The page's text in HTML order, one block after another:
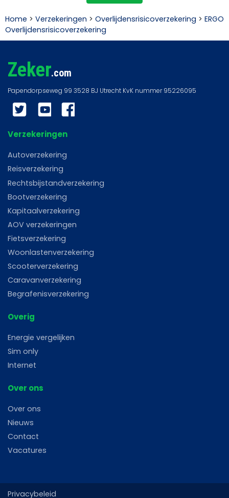
Home > Verzekeringen > Overlijdensrisicoverzekering > ERGO
Overlijdensrisicoverzekering
Zeker.com
Twitter YouTube
Verzekeringen
Autoverzekering
Reisverzekering
Rechtsbijstandverzekering
Bootverzekering
Kapitaalverzekering
AOV verzekeringen
Fietsverzekering
Woonlastenverzekering
Scooterverzekering
Caravanverzekering
Begrafenisverzekering
Overig
Energie vergelijken
Sim only
Internet
Over ons
Over ons
Nieuws
Contact
Vacatures
Privacybeleid